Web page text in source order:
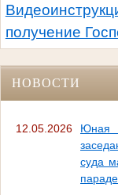
получение
НОВОСТИ
12.05.2026
Юная
суда